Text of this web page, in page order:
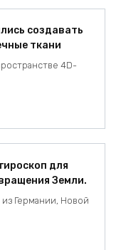
создавать
ткани
4D-
для
Земли.
из Германии, Новой